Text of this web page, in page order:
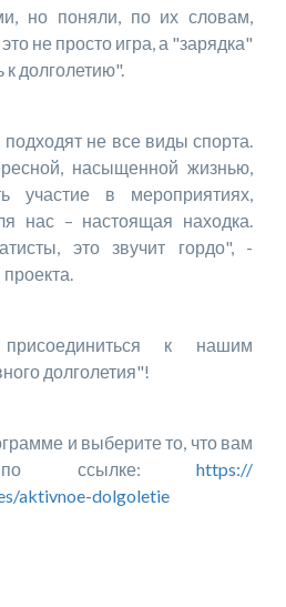
но поняли, по их словам,
не просто игра, а "зарядка"
долголетию".
не все виды спорта.
насыщенной жизнью,
участие в мероприятиях,
нас – настоящая находка.
это звучит гордо", -
проекта.
к нашим
долголетия"!
и выберите то, что вам
ссылке: https://
aktivnoe-dolgoletie